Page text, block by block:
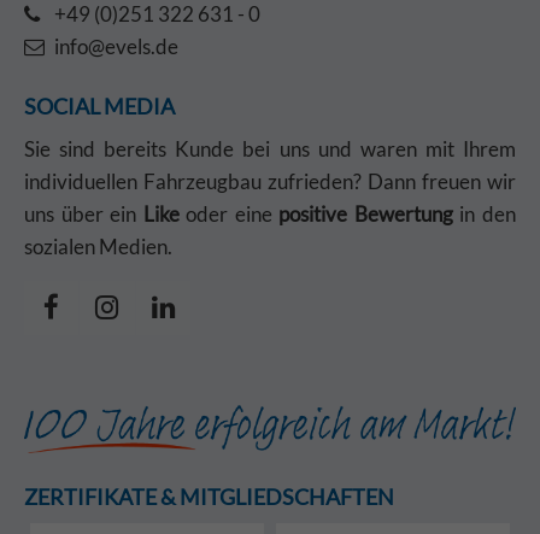
+49 (0)251 322 631 - 0
info@evels.de
SOCIAL MEDIA
Sie sind bereits Kunde bei uns und waren mit Ihrem
individuellen Fahrzeugbau zufrieden? Dann freuen wir
uns über ein Likeoder eine positive Bewertungin den
sozialen Medien.
ZERTIFIKATE & MITGLIEDSCHAFTEN